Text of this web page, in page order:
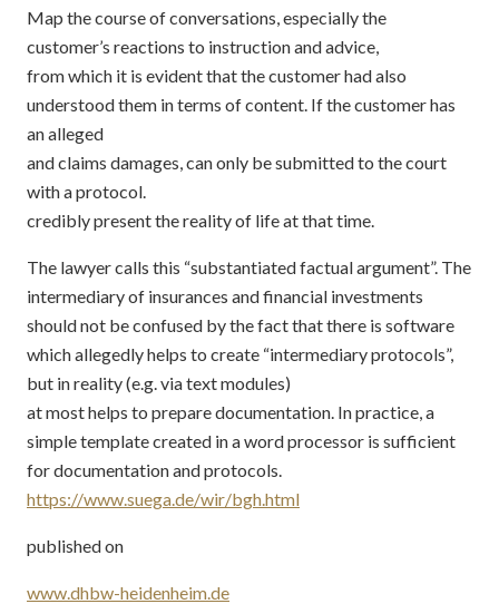
Map the course of conversations, especially the
customer’s reactions to instruction and advice,
from which it is evident that the customer had also
understood them in terms of content. If the customer has
an alleged
and claims damages, can only be submitted to the court
with a protocol.
credibly present the reality of life at that time.
The lawyer calls this “substantiated factual argument”. The
intermediary of insurances and financial investments
should not be confused by the fact that there is software
which allegedly helps to create “intermediary protocols”,
but in reality (e.g. via text modules)
at most helps to prepare documentation. In practice, a
simple template created in a word processor is sufficient
for documentation and protocols.
https://www.suega.de/wir/bgh.html
published on
www.dhbw-heidenheim.de